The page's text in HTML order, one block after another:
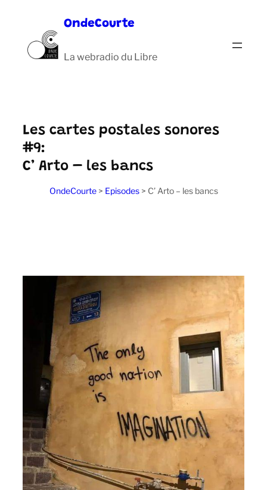
contenu
OndeCourte
La webradio du Libre
Les cartes postales sonores
#9:
C’ Arto – les bancs
OndeCourte> Episodes> C’ Arto – les bancs